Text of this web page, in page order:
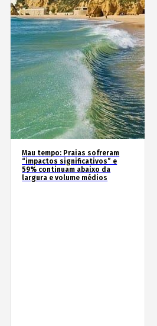
Mau tempo: Praias sofreram
“impactos significativos” e
59% continuam abaixo da
largura e volume médios